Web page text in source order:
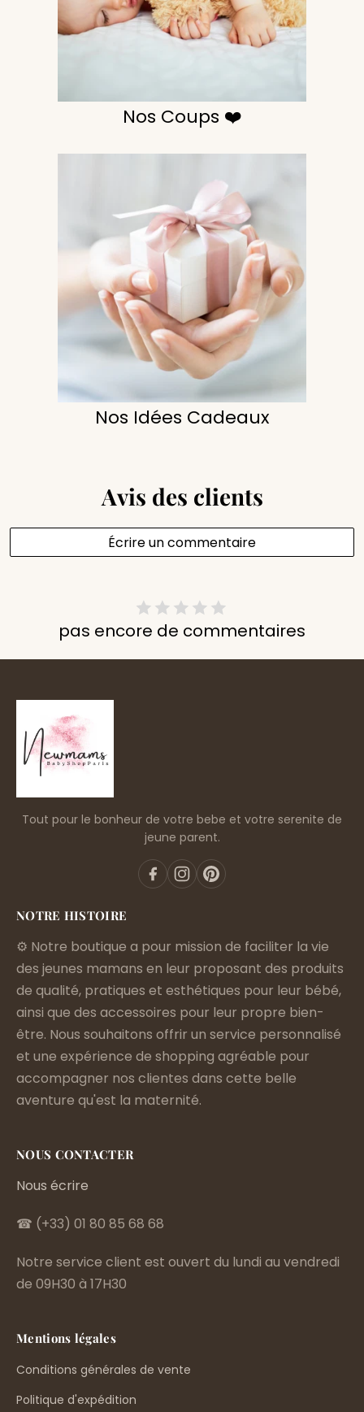
Nos Coups ❤️
Nos Idées Cadeaux
Avis des clients
Écrire un commentaire
pas encore de commentaires
Tout pour le bonheur de votre bebe et votre serenite de
jeune parent.
NOTRE HISTOIRE
⚙️ Notre boutique a pour mission de faciliter la vie
des jeunes mamans en leur proposant des produits
de qualité, pratiques et esthétiques pour leur bébé,
ainsi que des accessoires pour leur propre bien-
être. Nous souhaitons offrir un service personnalisé
et une expérience de shopping agréable pour
accompagner nos clientes dans cette belle
aventure qu'est la maternité.
NOUS CONTACTER
Nous écrire
☎ (+33) 01 80 85 68 68
Notre service client est ouvert du lundi au vendredi
de 09H30 à 17H30
Mentions légales
Conditions générales de vente
Politique d'expédition